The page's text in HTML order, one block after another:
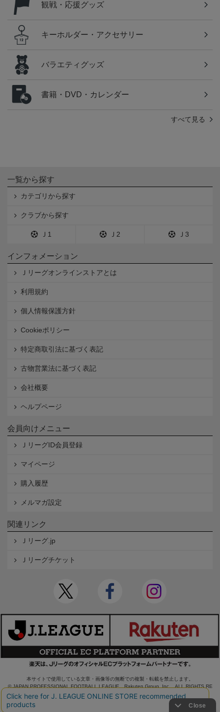
観戦・応援グッズ
キーホルダー・アクセサリー
バラエティグッズ
書籍・DVD・カレンダー
すべて見る
一覧から探す
カテゴリから探す
クラブから探す
Ｊ1 Ｊ2 Ｊ3
インフォメーション
Ｊリーグオンラインストアとは
利用規約
個人情報保護方針
Cookieポリシー
特定商取引法に基づく表記
古物営業法に基づく表記
会社概要
ヘルプページ
会員向けメニュー
ＪリーグID会員登録
マイページ
購入履歴
メルマガ設定
関連リンク
Ｊリーグ.jp
Ｊリーグチケット
本サイトで使用している文章・画像等の無断での複製・転載を禁止します。
© JAPAN PROFESSIONAL FOOTBALL LEAGUE Rakuten Group, Inc. ALL RIGHTS RE
SERVED.